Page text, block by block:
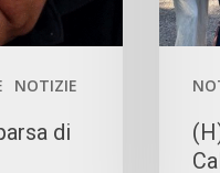
NOTIZIE
di